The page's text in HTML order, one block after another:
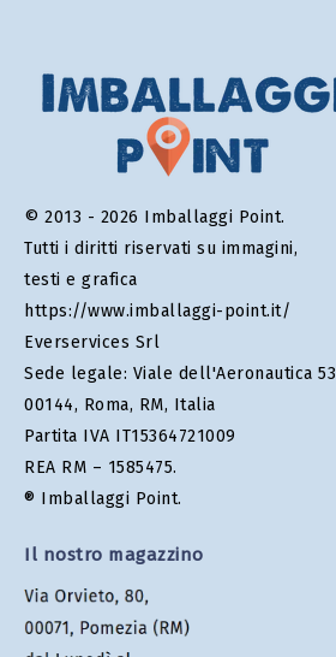
© 2013 - 2026 Imballaggi Point.
Tutti i diritti riservati su immagini,
testi e grafica
https://www.imballaggi-point.it/
Everservices Srl
Sede legale: Viale dell'Aeronautica 53
00144, Roma, RM, Italia
Partita IVA IT15364721009
REA RM – 1585475.
® Imballaggi Point.
Il nostro magazzino